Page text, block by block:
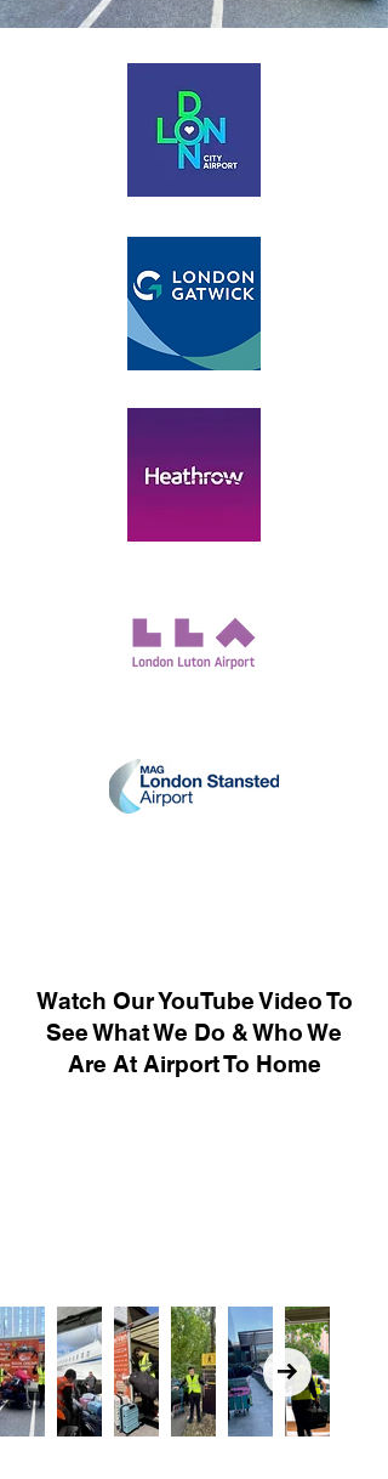
Watch Our YouTube Video To
See What We Do & Who We
Are At Airport To Home